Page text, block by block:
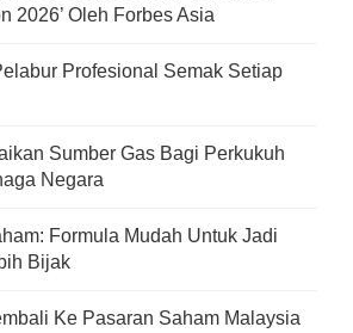
2026’ Oleh Forbes Asia
Profesional Semak Setiap
Sumber Gas Bagi Perkukuh
Negara
Formula Mudah Untuk Jadi
Bijak
Ke Pasaran Saham Malaysia